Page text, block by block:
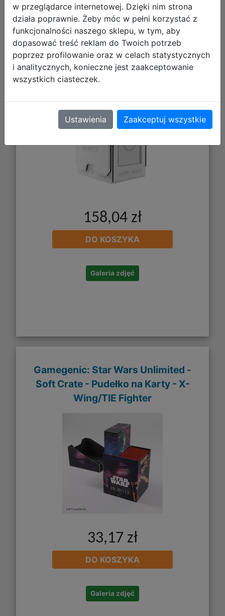
Gamegenic: Star Wars Unlimited Card
Game - Twin Suns Deck Pod -
Pudełko na Karty - White / Black
158,04 zł
DO KOSZYKA
Galeria zdjęć
Gamegenic: Star Wars Unlimited -
Soft Crate - Pudełko na Karty - X-
Wing/TIE Fighter
33,17 zł
DO KOSZYKA
Galeria zdjęć
w przeglądarce internetowej. Dzięki nim strona
działa poprawnie. Żeby móc w pełni korzystać z
funkcjonalności naszego sklepu, w tym, aby
dopasować treść reklam do Twoich potrzeb
poprzez profilowanie oraz w celach statystycznych
i analitycznych, konieczne jest zaakceptowanie
wszystkich ciasteczek.
Ustawienia Zaakceptuj wszystkie